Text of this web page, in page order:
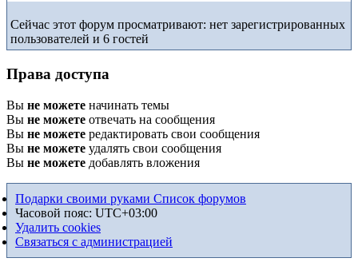
Сейчас этот форум просматривают: нет зарегистрированных
пользователей и 6 гостей
Права доступа
Вы не можете начинать темы
Вы не можете отвечать на сообщения
Вы не можете редактировать свои сообщения
Вы не можете удалять свои сообщения
Вы не можете добавлять вложения
Подарки своими руками Список форумов
Часовой пояс: UTC+03:00
Удалить cookies
Связаться с администрацией